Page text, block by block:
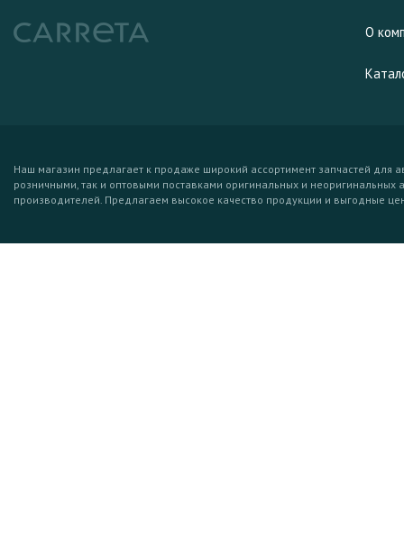
О
Наш магазин предлагает к продаже широкий ассортимент запчастей для
розничными, так и оптовыми поставками оригинальных и неоригинальных
производителей. Предлагаем высокое качество продукции и выгодные